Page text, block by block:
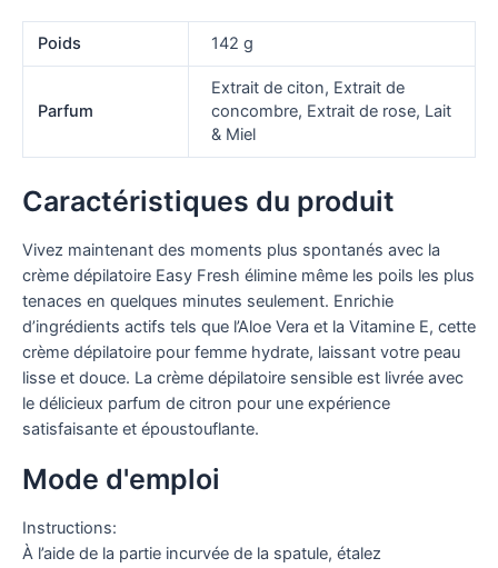
Poids 142 g
Parfum
Extrait de citon, Extrait de
concombre, Extrait de rose, Lait
& Miel
Caractéristiques du produit
Vivez maintenant des moments plus spontanés avec la
crème dépilatoire Easy Fresh élimine même les poils les plus
tenaces en quelques minutes seulement. Enrichie
d’ingrédients actifs tels que l’Aloe Vera et la Vitamine E, cette
crème dépilatoire pour femme hydrate, laissant votre peau
lisse et douce. La crème dépilatoire sensible est livrée avec
le délicieux parfum de citron pour une expérience
satisfaisante et époustouflante.
Mode d'emploi
Instructions:
À l’aide de la partie incurvée de la spatule, étalez